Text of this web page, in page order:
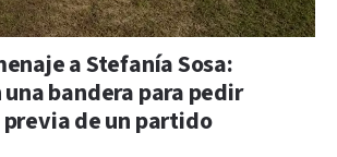
a Stefanía Sosa:
bandera para pedir
de un partido